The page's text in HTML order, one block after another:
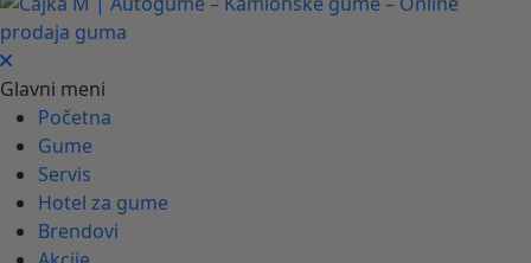
Glavni meni
Početna
Gume
Servis
Hotel za gume
Brendovi